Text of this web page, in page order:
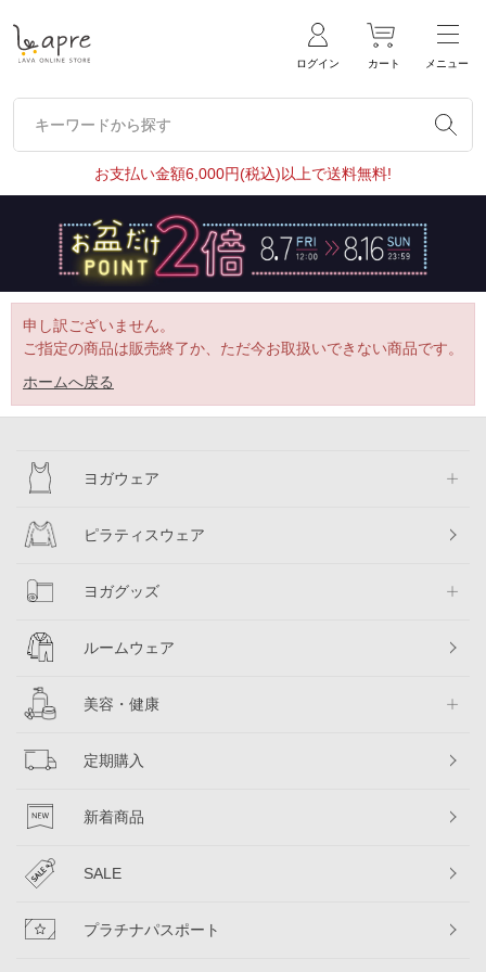
ログイン カート メニュー
キーワードから探す
キーワードから探す
お支払い金額6,000円(税込)以上で送料無料!
申し訳ございません。
ご指定の商品は販売終了か、ただ今お取扱いできない商品です。
ホームへ戻る
ヨガウェア
ピラティスウェア
ヨガグッズ
ルームウェア
美容・健康
定期購入
新着商品
SALE
プラチナパスポート